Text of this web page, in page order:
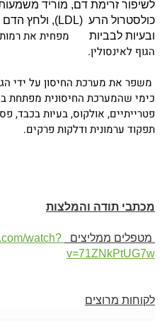
לשיפור זרימת דם, מוריד
כולסטרול הרע (
LDL
), ולחץ הדם
ובעיות לבביות מפחית את
הגוף לאינסולין.
משפר את מערכת החיסון על ידי
כימי שהמערכת החיסונית מפתחת
פטרייתיים, אולקוס, בעיות בכבד,
תפקוד ערמונית ודלקות פרקים.
מכתבי תודה והמלצות
מטפלים ממליצים
watch?
v=71ZNkPtUG7w
לקוחות מרוצים